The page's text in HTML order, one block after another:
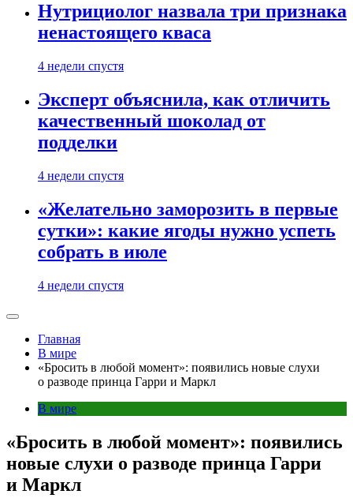
Нутрициолог назвала три признака
ненастоящего кваса
4 недели спустя
Эксперт объяснила, как отличить
качественный шоколад от
подделки
4 недели спустя
«Желательно заморозить в первые
сутки»: какие ягоды нужно успеть
собрать в июле
4 недели спустя
Главная
В мире
«Бросить в любой момент»: появились новые слухи
о разводе принца Гарри и Маркл
В мире
«Бросить в любой момент»: появились
новые слухи о разводе принца Гарри
и Маркл